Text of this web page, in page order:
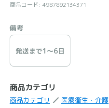
商品コード: 4987892134371
備考
発送まで1〜6日
商品カテゴリ
商品カテゴリ 医療衛生・介護